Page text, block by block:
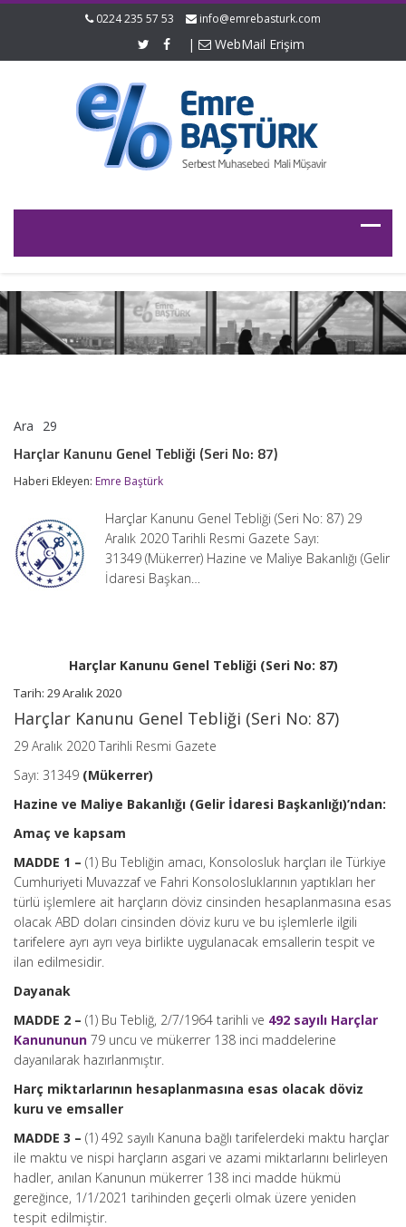
0224 235 57 53 info@emrebasturk.com
| WebMail Erişim
Ara 29
Genel
(Seri
için
Harçlar Kanunu Genel Tebliği (Seri No: 87)
Haberi Ekleyen: Emre Baştürk
Harçlar Kanunu Genel Tebliği (Seri No: 87) 29
Aralık 2020 Tarihli Resmi Gazete Sayı:
31349 (Mükerrer) Hazine ve Maliye Bakanlığı (Gelir
İdaresi Başkan…
Harçlar Kanunu Genel Tebliği (Seri No: 87)
Tarih: 29 Aralık 2020
Harçlar Kanunu Genel Tebliği (Seri No: 87)
29 Aralık 2020 Tarihli Resmi Gazete
Sayı: 31349 (Mükerrer)
Hazine ve Maliye Bakanlığı (Gelir İdaresi Başkanlığı)’ndan:
Amaç ve kapsam
MADDE 1 – (1) Bu Tebliğin amacı, Konsolosluk harçları ile Türkiye
Cumhuriyeti Muvazzaf ve Fahri Konsolosluklarının yaptıkları her
türlü işlemlere ait harçların döviz cinsinden hesaplanmasına esas
olacak ABD doları cinsinden döviz kuru ve bu işlemlerle ilgili
tarifelere ayrı ayrı veya birlikte uygulanacak emsallerin tespit ve
ilan edilmesidir.
Dayanak
MADDE 2 – (1) Bu Tebliğ, 2/7/1964 tarihli ve 492 sayılı Harçlar
Kanununun 79 uncu ve mükerrer 138 inci maddelerine
dayanılarak hazırlanmıştır.
Harç miktarlarının hesaplanmasına esas olacak döviz
kuru ve emsaller
MADDE 3 – (1) 492 sayılı Kanuna bağlı tarifelerdeki maktu harçlar
ile maktu ve nispi harçların asgari ve azami miktarlarını belirleyen
hadler, anılan Kanunun mükerrer 138 inci madde hükmü
gereğince, 1/1/2021 tarihinden geçerli olmak üzere yeniden
tespit edilmiştir.